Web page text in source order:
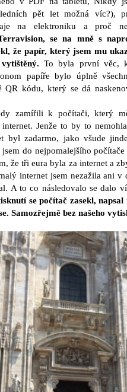
pět let možná víc?),
na elektroniku a proč
se na mně s
že papír, který jsem mu
To byla první věc,
papíře bylo úplně
QR kódu, který se dá
zamířili k počítači, který
internet. Jenže to by to
byl zadarmo, jako všude
jsem do nejpomalejšího počítače
že tři eura byla za internet a
internet jsem nezažila ani v
A to co následovalo se dalo
se počítač zasekl, napsal
Samozřejmě bez našeho